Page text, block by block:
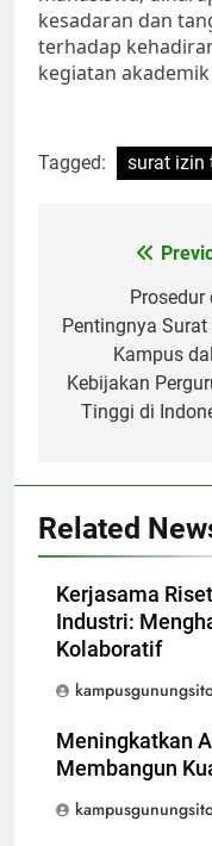
kesadaran dan
terhadap
kegiatan
Tagged: surat izin
Prosedur
Pentingnya Surat
Kampus
Kebijakan
Tinggi di
Related
Kerjasama
Industri:
Kolaboratif
Meningkatkan
Membangun